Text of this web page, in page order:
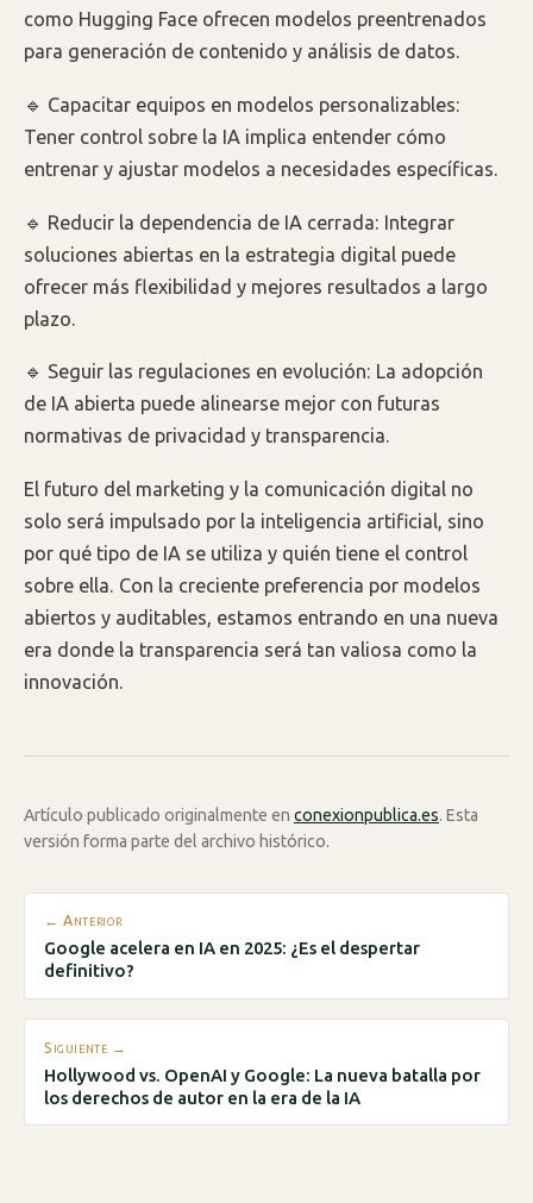
como Hugging Face ofrecen modelos preentrenados
para generación de contenido y análisis de datos.
🔹 Capacitar equipos en modelos personalizables:
Tener control sobre la IA implica entender cómo
entrenar y ajustar modelos a necesidades específicas.
🔹 Reducir la dependencia de IA cerrada: Integrar
soluciones abiertas en la estrategia digital puede
ofrecer más flexibilidad y mejores resultados a largo
plazo.
🔹 Seguir las regulaciones en evolución: La adopción
de IA abierta puede alinearse mejor con futuras
normativas de privacidad y transparencia.
El futuro del marketing y la comunicación digital no
solo será impulsado por la inteligencia artificial, sino
por qué tipo de IA se utiliza y quién tiene el control
sobre ella. Con la creciente preferencia por modelos
abiertos y auditables, estamos entrando en una nueva
era donde la transparencia será tan valiosa como la
innovación.
Artículo publicado originalmente en conexionpublica.es. Esta
versión forma parte del archivo histórico.
← Anterior
Google acelera en IA en 2025: ¿Es el despertar
definitivo?
Siguiente →
Hollywood vs. OpenAI y Google: La nueva batalla por
los derechos de autor en la era de la IA